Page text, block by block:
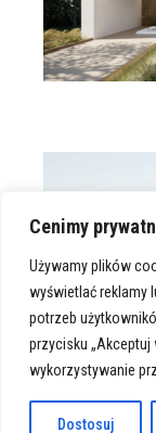
Cenimy
Używamy plików
wyświetlać reklamy
potrzeb
przycisku
wykorzystywanie
Dostosuj